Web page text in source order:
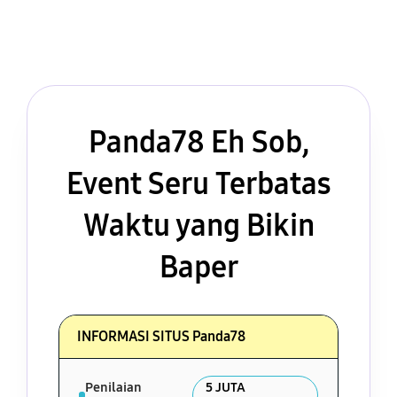
Panda78 Eh Sob,
Event Seru Terbatas
Waktu yang Bikin
Baper
INFORMASI SITUS Panda78
Penilaian
5 JUTA